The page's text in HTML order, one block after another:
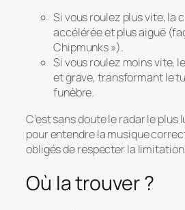
Si vous roulez plus vite, la
accélérée et plus aiguë
Chipmunks »).
Si vous roulez moins vite,
et grave, transformant le
funèbre.
C’est sans doute le radar le plus
pour entendre la musique
obligés de respecter la limitation
Où la trouver ?